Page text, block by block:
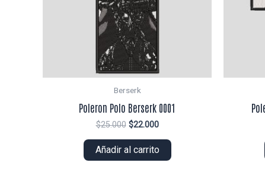
Berserk
Poleron Polo Berserk 0001
$25.000 El
original
era:
$22.000El
actual
es:
Añadir al carrito